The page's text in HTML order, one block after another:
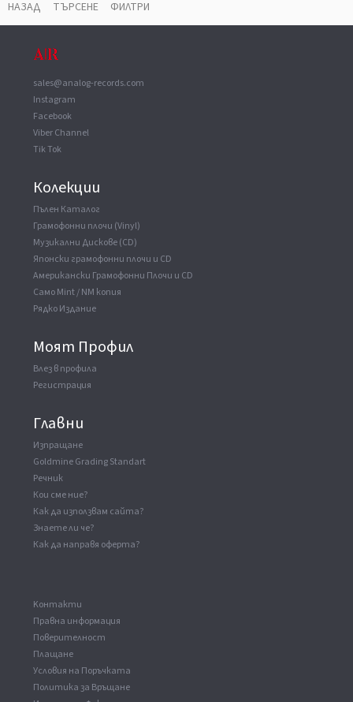
НАЗАД ТЪРСЕНЕ ФИЛТРИ
sales@analog-records.com
Instagram
Facebook
Viber Channel
Tik Tok
Колекции
Пълен Каталог
Грамофонни плочи (Vinyl)
Музикални Дискове (CD)
Японски грамофонни плочи и CD
Американски Грамофонни Плочи и CD
Само Mint / NM копия
Рядко Издание
Моят Профил
Влез в профила
Регистрация
Главни
Изпращане
Goldmine Grading Standart
Речник
Кои сме ние?
Как да използвам сайта?
Знаете ли че?
Как да направя оферта?
Kонтакти
Правна информация
Поверителност
Плащане
Условия на Поръчката
Политика за Връщане